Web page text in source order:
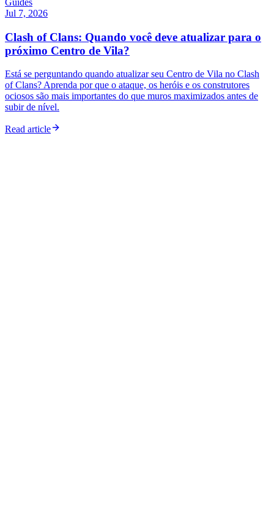
Jul 7, 2026
Clash of Clans: Quando você deve atualizar para o
próximo Centro de Vila?
Está se perguntando quando atualizar seu Centro de Vila no Clash
of Clans? Aprenda por que o ataque, os heróis e os construtores
ociosos são mais importantes do que muros maximizados antes de
subir de nível.
Read article